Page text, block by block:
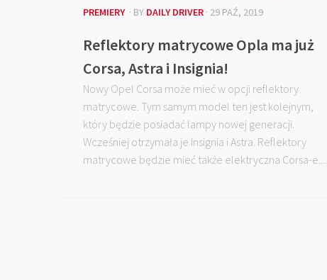
PREMIERY · BY DAILY DRIVER · 29 PAŹ, 2019
Reflektory matrycowe Opla ma już
Corsa, Astra i Insignia!
Nowy Opel Corsa może mieć w opcji reflektory
matrycowe. Tym samym model ten jest kolejnym,
który będzie posiadać lampy nowej generacji.
Wcześniej otrzymała je Insignia i Astra. Reflektory
matrycowe będzie mieć także elektryczna Corsa-e....